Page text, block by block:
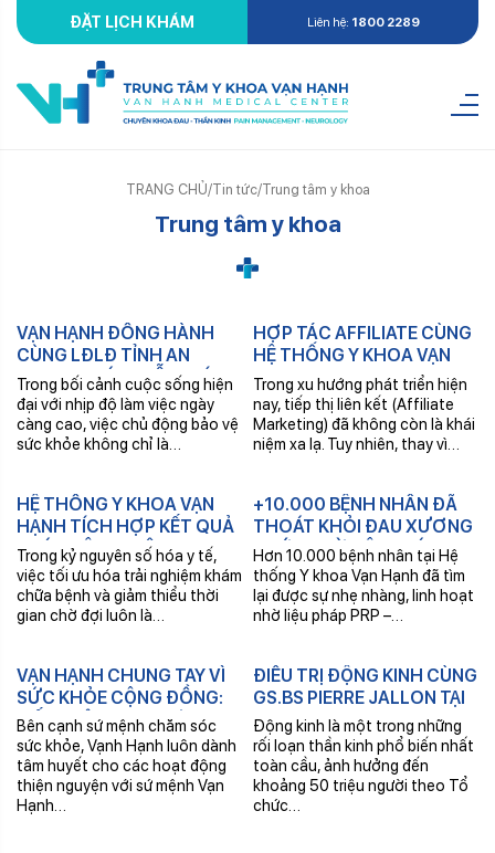
ĐẶT LỊCH KHÁM Liên hệ: 1800 2289
TRANG CHỦ/Tin tức/Trung tâm y khoa
Trung tâm y khoa
Th7
12
VẠN HẠNH ĐỒNG HÀNH
CÙNG LĐLĐ TỈNH AN
GIANG: KHÁM MIỄN PHÍ
CHO 230 ĐOÀN VIÊN,
NGƯỜI LAO ĐỘNG
Trong bối cảnh cuộc sống hiện
đại với nhịp độ làm việc ngày
càng cao, việc chủ động bảo vệ
sức khỏe không chỉ là…
Th6
01
HỢP TÁC AFFILIATE CÙNG
HỆ THỐNG Y KHOA VẠN
HẠNH
Trong xu hướng phát triển hiện
nay, tiếp thị liên kết (Affiliate
Marketing) đã không còn là khái
niệm xa lạ. Tuy nhiên, thay vì…
Th6
01
HỆ THỐNG Y KHOA VẠN
HẠNH TÍCH HỢP KẾT QUẢ
KHÁM BỆNH TRÊN ZALO
MINI APP: TIỆN LỢI NGAY
TRONG TẦM TAY
Trong kỷ nguyên số hóa y tế,
việc tối ưu hóa trải nghiệm khám
chữa bệnh và giảm thiểu thời
gian chờ đợi luôn là…
Th4
29
+10.000 BỆNH NHÂN ĐÃ
THOÁT KHỎI ĐAU XƯƠNG
KHỚP NHỜ LIỆU PHÁP PRP
TẠI VẠN HẠNH
Hơn 10.000 bệnh nhân tại Hệ
thống Y khoa Vạn Hạnh đã tìm
lại được sự nhẹ nhàng, linh hoạt
nhờ liệu pháp PRP –…
Th4
28
VẠN HẠNH CHUNG TAY VÌ
SỨC KHỎE CỘNG ĐỒNG:
TIẾP THÊM NGHỊ LỰC CHO
EM KIỆT ƯỚC MƠ ĐẾN
TRƯỜNG
Bên cạnh sứ mệnh chăm sóc
sức khỏe, Vạnh Hạnh luôn dành
tâm huyết cho các hoạt động
thiện nguyện với sứ mệnh Vạn
Hạnh…
Th4
18
ĐIỀU TRỊ ĐỘNG KINH CÙNG
GS.BS PIERRE JALLON TẠI
VẠN HẠNH
Động kinh là một trong những
rối loạn thần kinh phổ biến nhất
toàn cầu, ảnh hưởng đến
khoảng 50 triệu người theo Tổ
chức…